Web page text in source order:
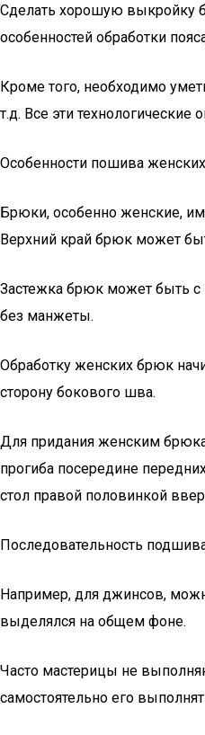
Сделать хорошую выкройку
особенностей обработки
Кроме того, необходимо
т.д. Все эти
Особенности пошива
Брюки, особенно женские,
Верхний край брюк может
Застежка брюк может быть
без манжеты.
Обработку женских брюк
сторону бокового шва.
Для придания женским
прогиба посередине
стол правой половинкой
Последовательность
Например, для джинсов,
выделялся на общем фоне.
Часто мастерицы не
самостоятельно его